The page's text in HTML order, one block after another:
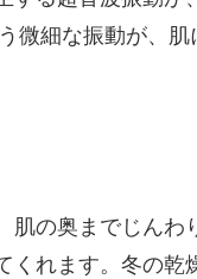
微細な振動が、
肌の奥までじん
くれます。冬の乾